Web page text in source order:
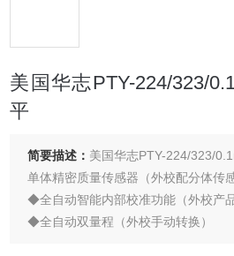
美国华志PTY-224/323/
平
简要描述： 美国华志PTY-224/323/
单体精密质量传感器（外校配分体传感
◆全自动智能内部校准功能（外校产
◆全自动双量程（外校手动转换）